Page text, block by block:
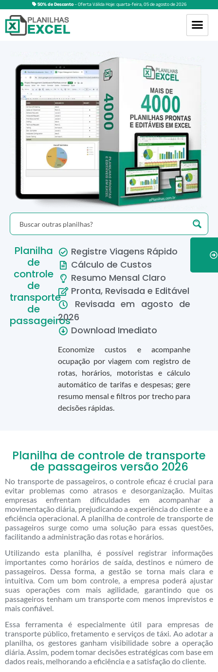
50% de Desconto– Oferta Válida Hoje:quarta-feira,05deagostode2026
Planilha
de
controle
de
transporte
de
passageiros
Registre Viagens Rápido
Cálculo de Custos
Resumo Mensal Claro
Pronta, Revisada e Editável
Revisada em agosto de
2026
Download Imediato
Economize custos e acompanhe
ocupação por viagem com registro de
rotas, horários, motoristas e cálculo
automático de tarifas e despesas; gere
resumo mensal e filtros por trecho para
decisões rápidas.
Planilha de controle de transporte
de passageiros versão 2026
No transporte de passageiros, o controle eficaz é crucial para
evitar problemas como atrasos e desorganização. Muitas
empresas enfrentam dificuldades em acompanhar a
movimentação diária, prejudicando a experiência do cliente e a
eficiência operacional. A planilha de controle de transporte de
passageiros surge como uma solução para essas questões,
facilitando a administração das rotas e horários.
Utilizando esta planilha, é possível registrar informações
importantes como horários de saída, destinos e número de
passageiros. Dessa forma, a gestão se torna mais clara e
intuitiva. Com um bom controle, a empresa poderá ajustar
suas operações com mais agilidade, garantindo que os
passageiros tenham um transporte com menos imprevistos e
mais confiável.
Essa ferramenta é especialmente útil para empresas de
transporte público, fretamento e serviços de táxi. Ao adotar a
planilha, os gestores ganham visibilidade sobre a operação
diária. Assim, podem tomar decisões estratégicas com base em
dados reais, melhorando a eficiência e a satisfação do cliente.